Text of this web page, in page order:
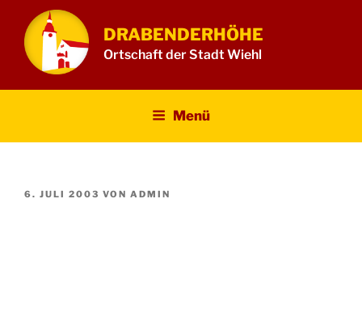
Inhalt
springen
DRABENDERHÖHE
Ortschaft der Stadt Wiehl
Menü
VERÖFFENTLICHT
6. JULI 2003 VON ADMIN